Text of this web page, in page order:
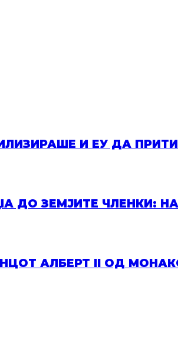
И ЕУ ДА
ДО ЗЕМЈИТЕ ЧЛЕНКИ:
АЛБЕРТ II ОД